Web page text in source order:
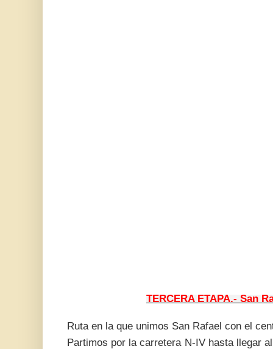
TERCERA ETAPA.- San
Ruta en la que unimos San Rafael con el
Partimos por la carretera N-IV hasta llegar